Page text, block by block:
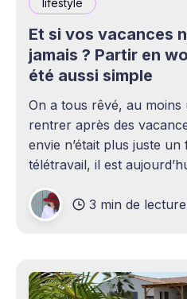
lifestyle
Et si vos vacances
jamais ? Partir en
été aussi simple
On a tous rêvé, au moins
rentrer après des
envie n’était plus juste
télétravail, il est
travailler normalement.
3 min de lecture